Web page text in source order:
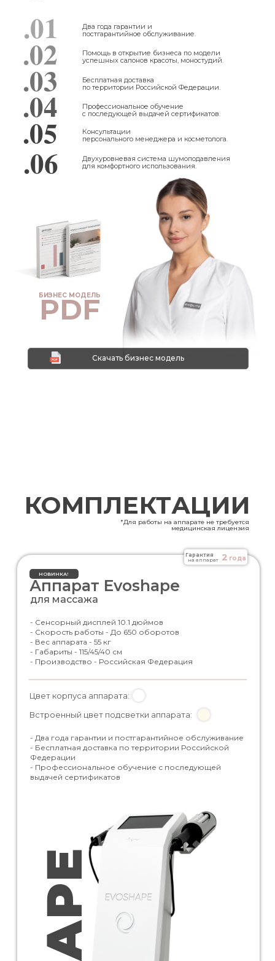
.05
PDF
Консультации
персонального менеджера и косметолога.
Двухуровневая система шумоподавления
для комфортного использования.
.06
БИЗНЕС МОДЕЛЬ
.04
Профессиональное обучение
с последующей выдачей сертификатов.
.03
Бесплатная доставка
по территории Российской Федерации.
.02
Помощь в открытие бизнеса по модели
успешных салонов красоты, моностудий.
.01
Два года гарантии и
постгарантийное обслуживание.
Скачать бизнес модель
КОМПЛЕКТАЦИИ
*Для работы на аппарате не требуется
медицинская лицензия
- Сенсорный дисплей 10.1 дюймов
- Скорость работы - До 650 оборотов
- Вес аппарата - 55 кг
- Габариты - 115/45/40 см
- Производство - Российская Федерация
- Два года гарантии и постгарантийное обслуживание
- Бесплатная доставка по территории Российской
Федерации
- Профессиональное обучение с последующей
выдачей сертификатов
для массажа
Аппарат Evoshape
Цвет корпуса аппарата:
Встроенный цвет подсветки аппарата:
на аппарат 2 года
Гарантия
НОВИНКА!